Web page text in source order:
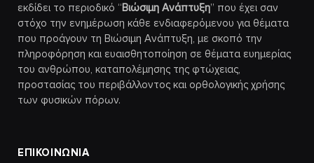
εκδίδει το περιοδικό “Βιώσιμη Ανάπτυξη” που έχει σαν
στόχο την ενημέρωση κάθε ενδιαφερόμενου για θέματα
που προάγουν τη Βιώσιμη Ανάπτυξη, με σκοπό την
πληροφόρηση και ευαισθητοποίηση σε θέματα ευημερίας
του ανθρώπου, καταπολέμησης της φτώχειας,
προστασίας του περιβάλλοντος και ορθολογικής χρήσης
των φυσικών πόρων.
ΕΠΙΚΟΙΝΩΝΙΑ